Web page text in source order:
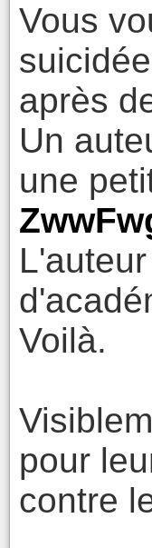
Vous
après
Un
une
Voilà.
pour
contre